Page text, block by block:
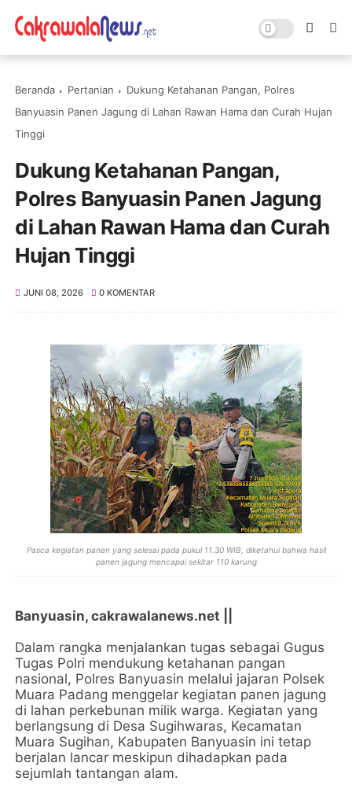
Beranda Pertanian
Dukung Ketahanan Pangan, Polres
Banyuasin Panen Jagung di Lahan Rawan Hama dan Curah Hujan
Tinggi
Dukung Ketahanan Pangan,
Polres Banyuasin Panen Jagung
di Lahan Rawan Hama dan Curah
Hujan Tinggi
JUNI 08, 2026 0 KOMENTAR
Pasca kegiatan panen yang selesai pada pukul 11.30 WIB, diketahui bahwa hasil
panen jagung mencapai sekitar 110 karung
Banyuasin, cakrawalanews.net ||
Dalam rangka menjalankan tugas sebagai Gugus
Tugas Polri mendukung ketahanan pangan
nasional, Polres Banyuasin melalui jajaran Polsek
Muara Padang menggelar kegiatan panen jagung
di lahan perkebunan milik warga. Kegiatan yang
berlangsung di Desa Sugihwaras, Kecamatan
Muara Sugihan, Kabupaten Banyuasin ini tetap
berjalan lancar meskipun dihadapkan pada
sejumlah tantangan alam.